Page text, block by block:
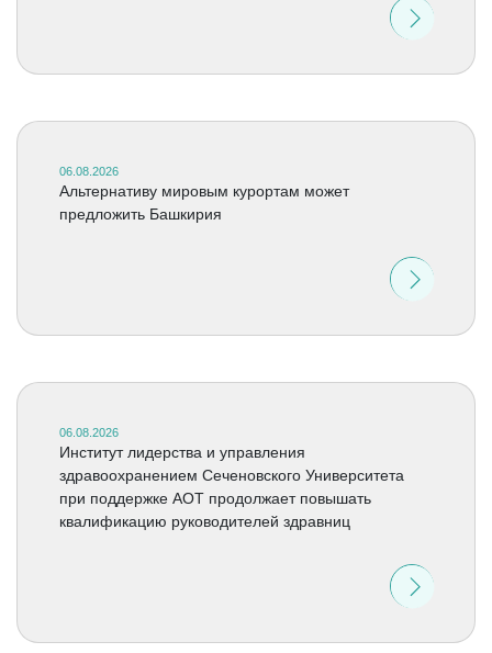
06.08.2026
Альтернативу мировым курортам может
предложить Башкирия
06.08.2026
Институт лидерства и управления
здравоохранением Сеченовского Университета
при поддержке АОТ продолжает повышать
квалификацию руководителей здравниц